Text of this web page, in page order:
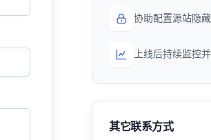
协助配置源站隐
上线后持续监控
其它联系方式